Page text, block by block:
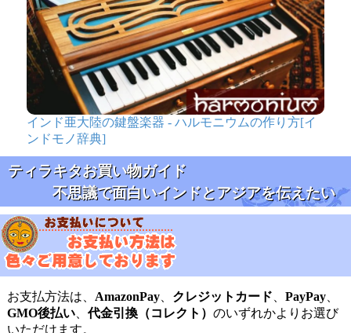
インド亜大陸の鍵盤楽器 - ハルモニウムの作り方[イ
ンドモノ辞典]
ティラキタお買い物ガイド
不思議で面白いインドとアジアを伝えたい
お支払方法は、 AmazonPay、 クレジットカード PayPay、
GMO後払い、代金引換（コレクト） のいずれかよりお選び
いただけます。